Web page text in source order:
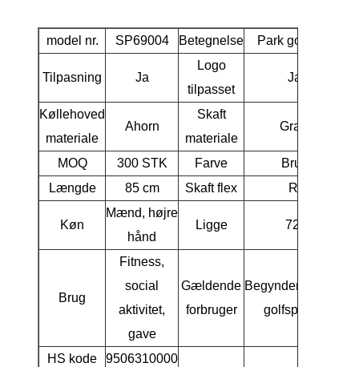
model nr. SP69004 Betegnelse Park golfklub
Tilpasning Ja
Logo
tilpasset
Ja
Køllehoved
materiale
Ahorn
Skaft
materiale
Grafit
MOQ 300 STK Farve
Brun
Længde
85 cm Skaft flex R
Køn
Mænd, højre
hånd
Ligge 72°
Brug
Fitness,
social
aktivitet,
gave
Gældende
forbruger
Begynder/mellem
golfspillere
HS kode 9506310000